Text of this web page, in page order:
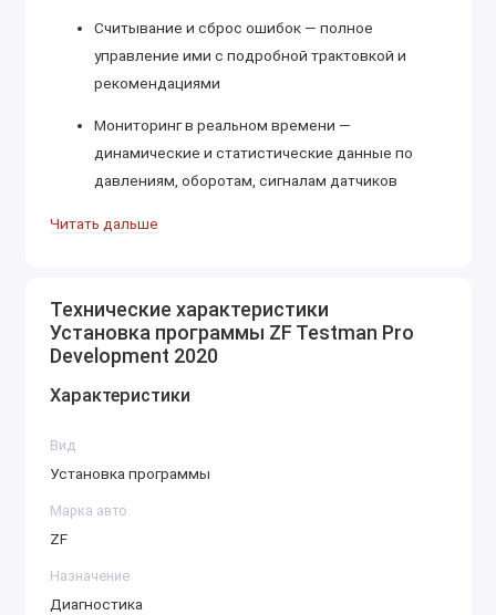
Считывание и сброс ошибок — полное
управление ими с подробной трактовкой и
рекомендациями
Мониторинг в реальном времени —
динамические и статистические данные по
давлениям, оборотам, сигналам датчиков
Тест I/O — проверка цифровых и аналоговых
коробка, насосы, сервоконтроллеры
Загрузка конфигураций — хранение и
восстановление настроек, включая
гидравлики
Коробки передач коммерческих
Читать дальше
Технические характеристики
Установка программы ZF Testman Pro
Development 2020
Характеристики
Вид
Установка программы
Марка авто
ZF
Назначение
Диагностика